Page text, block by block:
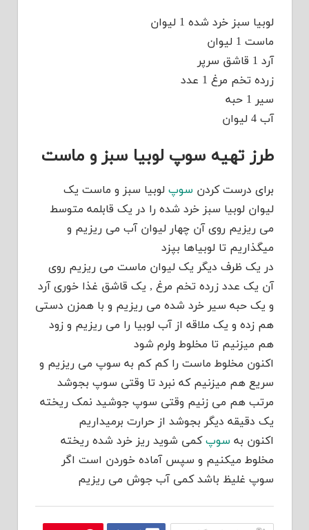
لوبیا سبز خرد شده 1 لیوان
ماست 1 لیوان
آرد 1 قاشق سرپر
زرده تخم مرغ 1 عدد
سیر 1 حبه
آب 4 لیوان
طرز تهیه سوپ لوبیا سبز و ماست
برای درست کردن سوپ لوبیا سبز و ماست یک
لیوان لوبیا سبز خرد شده را در یک قابلمه متوسط
می ریزیم روی آن چهار لیوان آب می ریزیم و
میگذاریم تا لوبیاها بپزد
در یک ظرف دیگر یک لیوان ماست می ریزیم روی
آن یک عدد زرده تخم مرغ , یک قاشق غذا خوری آرد
و یک حبه سیر خرد شده می ریزیم و با همزن دستی
هم زده و یک ملاقه از آب لوبیا را می ریزیم و زود
هم میزنیم تا مخلوط ولرم شود
اکنون مخلوط ماست را کم کم به سوپ می ریزیم و
سریع هم میزنیم که نبرد تا وقتی سوپ بجوشد
مرتب هم می زنیم وقتی سوپ جوشید نمک ریخته
یک دقیقه دیگر بجوشد از حرارت برمیداریم
اکنون به سوپکمی شوید ریز خرد شده ریخته
مخلوط میکنیم و سپس آماده خوردن است اگر
سوپ غلیظ باشد کمی آب جوش می ریزیم